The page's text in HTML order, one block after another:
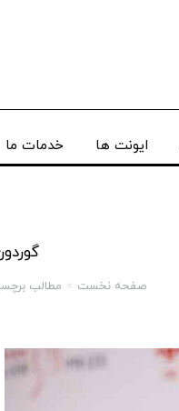
ایونت ها خدمات ما
صفحه نخست مطالب